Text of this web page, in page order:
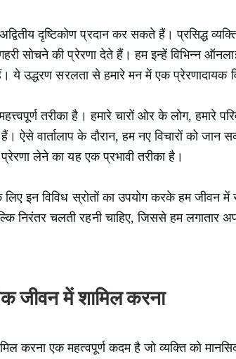
दृष्टिकोण प्रदान कर सकते हैं। प्रसिद्ध
सोचने की प्रेरणा देते हैं। हम इन्हें विभिन्न
ये उद्धरण सरलता से हमारे मन में एक प्रेरणादायक
तरीका है। हमारे चारों ओर के लोग, हमारे
वार्तालाप के दौरान, हम नए विचारों को
लेने का यह एक प्रभावी तरीका है।
लिए इन विविध स्रोतों का उपयोग करके हम
निरंतर चलती रहनी चाहिए, जिससे हम लगातार
जीवन में शामिल करना
करना एक महत्वपूर्ण कदम है जो व्यक्ति को